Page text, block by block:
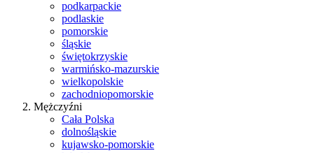
podkarpackie
podlaskie
pomorskie
śląskie
świętokrzyskie
warmińsko-mazurskie
wielkopolskie
zachodniopomorskie
Mężczyźni
Cała Polska
dolnośląskie
kujawsko-pomorskie